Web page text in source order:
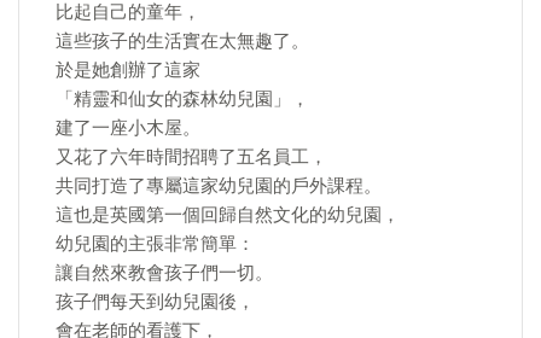
比起自己的童年，
這些孩子的生活實在太無趣了。
於是她創辦了這家
「精靈和仙女的森林幼兒園」，
建了一座小木屋。
又花了六年時間招聘了五名員工，
共同打造了專屬這家幼兒園的戶外課程。
這也是英國第一個回歸自然文化的幼兒園，
幼兒園的主張非常簡單：
讓自然來教會孩子們一切。
孩子們每天到幼兒園後，
會在老師的看護下，